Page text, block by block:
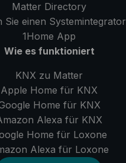
Matter Directory
Sie einen Systemintegrator
1Home App
Wie es funktioniert
KNX zu Matter
Apple Home für KNX
Home für KNX
Alexa für KNX
Home für Loxone
Alexa für Loxone